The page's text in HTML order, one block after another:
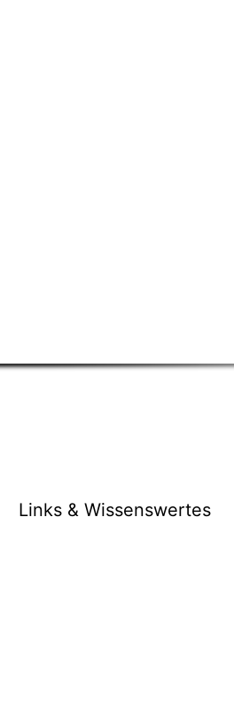
Links & Wissenswertes